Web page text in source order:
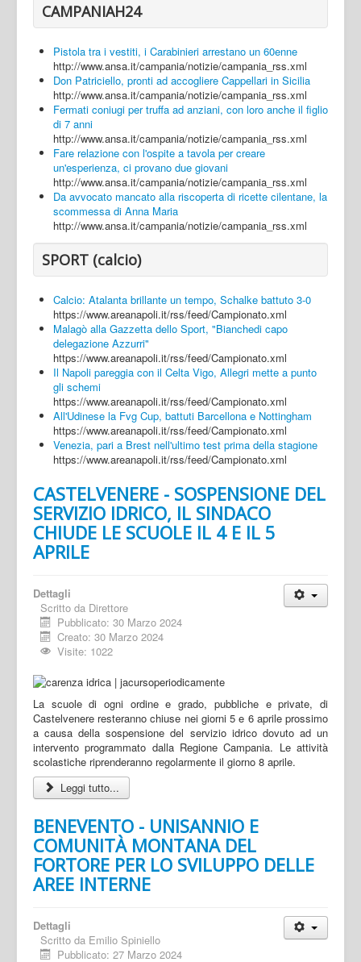
CAMPANIAH24
Pistola tra i vestiti, i Carabinieri arrestano un 60enne
http://www.ansa.it/campania/notizie/campania_rss.xml
Don Patriciello, pronti ad accogliere Cappellari in Sicilia
http://www.ansa.it/campania/notizie/campania_rss.xml
Fermati coniugi per truffa ad anziani, con loro anche il figlio
di 7 anni
http://www.ansa.it/campania/notizie/campania_rss.xml
Fare relazione con l'ospite a tavola per creare
un'esperienza, ci provano due giovani
http://www.ansa.it/campania/notizie/campania_rss.xml
Da avvocato mancato alla riscoperta di ricette cilentane, la
scommessa di Anna Maria
http://www.ansa.it/campania/notizie/campania_rss.xml
SPORT (calcio)
Calcio: Atalanta brillante un tempo, Schalke battuto 3-0
https://www.areanapoli.it/rss/feed/Campionato.xml
Malagò alla Gazzetta dello Sport, "Bianchedi capo
delegazione Azzurri"
https://www.areanapoli.it/rss/feed/Campionato.xml
Il Napoli pareggia con il Celta Vigo, Allegri mette a punto
gli schemi
https://www.areanapoli.it/rss/feed/Campionato.xml
All'Udinese la Fvg Cup, battuti Barcellona e Nottingham
https://www.areanapoli.it/rss/feed/Campionato.xml
Venezia, pari a Brest nell'ultimo test prima della stagione
https://www.areanapoli.it/rss/feed/Campionato.xml
CASTELVENERE - SOSPENSIONE DEL
SERVIZIO IDRICO, IL SINDACO
CHIUDE LE SCUOLE IL 4 E IL 5
APRILE
Dettagli
Scritto da Direttore
Pubblicato: 30 Marzo 2024
Creato: 30 Marzo 2024
Visite: 1022
La scuole di ogni ordine e grado, pubbliche e private, di
Castelvenere resteranno chiuse nei giorni 5 e 6 aprile prossimo
a causa della sospensione del servizio idrico dovuto ad un
intervento programmato dalla Regione Campania. Le attività
scolastiche riprenderanno regolarmente il giorno 8 aprile.
Leggi tutto...
BENEVENTO - UNISANNIO E
COMUNITÀ MONTANA DEL
FORTORE PER LO SVILUPPO DELLE
AREE INTERNE
Dettagli
Scritto da Emilio Spiniello
Pubblicato: 27 Marzo 2024